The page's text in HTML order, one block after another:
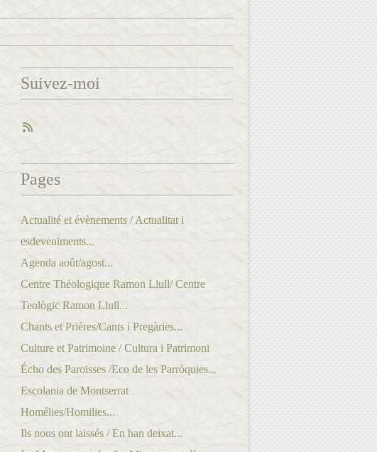
Suivez-moi
Pages
Actualité et évènements / Actualitat i
esdeveniments...
Agenda août/agost...
Centre Théologique Ramon Llull/ Centre
Teològic Ramon Llull...
Chants et Prières/Cants i Pregàries...
Culture et Patrimoine / Cultura i Patrimoni
Écho des Paroisses /Eco de les Parròquies...
Escolania de Montserrat
Homélies/Homilies...
Ils nous ont laissés / En han deixat...